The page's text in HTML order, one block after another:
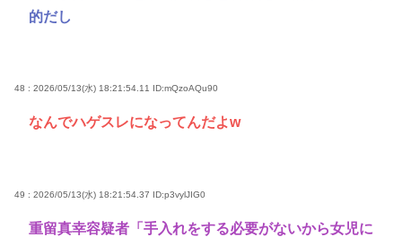
的だし
48 : 2026/05/13(水) 18:21:54.11 ID:mQzoAQu90
なんでハゲスレになってんだよw
49 : 2026/05/13(水) 18:21:54.37 ID:p3vylJIG0
重留真幸容疑者「手入れをする必要がないから女児に